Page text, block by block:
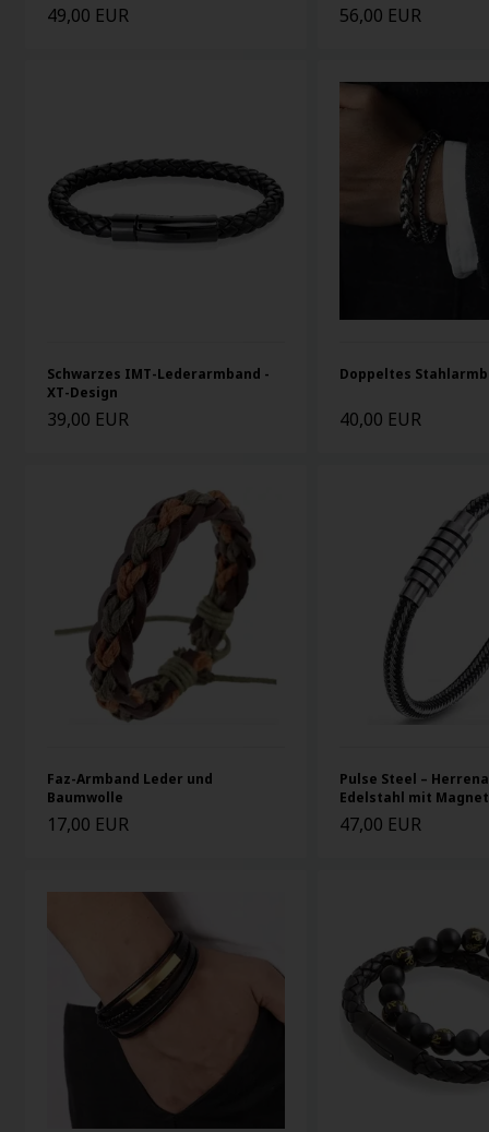
49,00 EUR 56,00 EUR
Schwarzes IMT-Lederarmband -
XT-Design
39,00 EUR
Doppeltes
40,00 EUR
Faz-Armband Leder und
Baumwolle
17,00 EUR
Pulse Steel –
Edelstahl mit
47,00 EUR